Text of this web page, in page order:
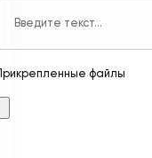
Прикрепленные файлы